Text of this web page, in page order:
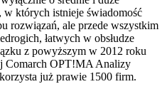
w których istnieje świadomość
rozwiązań, ale przede wszystkim
łatwych w obsłudze
z powyższym w 2012 roku
Comarch OPT!MA Analizy
już prawie 1500 firm.